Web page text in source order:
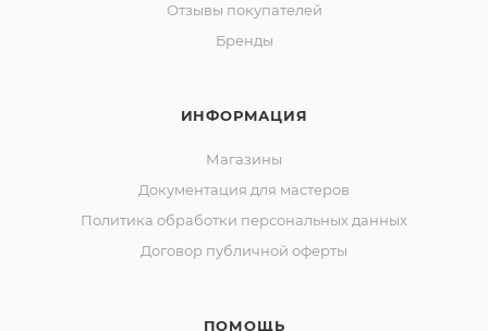
Отзывы покупателей
Бренды
ИНФОРМАЦИЯ
Магазины
Документация для мастеров
Политика обработки персональных данных
Договор публичной оферты
ПОМОЩЬ